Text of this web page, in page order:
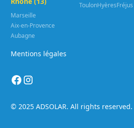
Marseille
Aix-en-Provence
Aubagne
ToulonHyèresFréjus
© 2025 ADSOLAR. All rights reserved.
Mentions légales